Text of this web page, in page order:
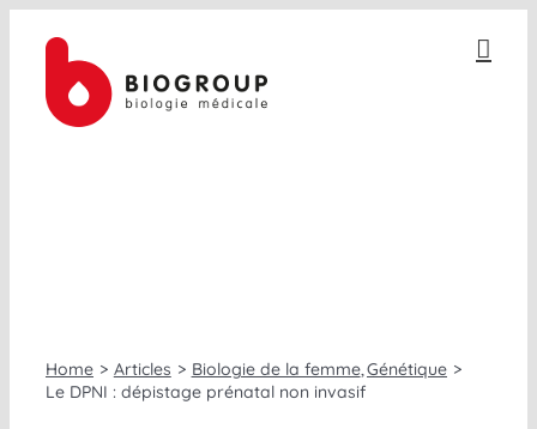
contenu
Home Articles Biologie de la femme Génétique
Le DPNI : dépistage prénatal non invasif